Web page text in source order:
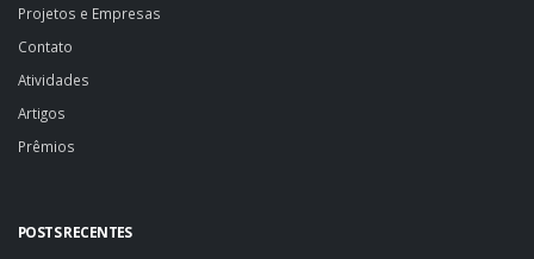
Projetos e Empresas
Contato
Atividades
Artigos
Prêmios
POSTS RECENTES